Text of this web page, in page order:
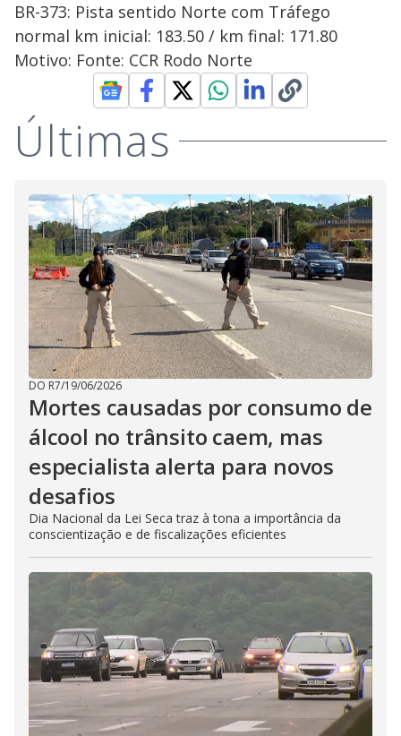
Opens in new window
BR-373: Pista sentido Norte com Tráfego
normal km inicial: 183.50 / km final: 171.80
Motivo: Fonte: CCR Rodo Norte
Últimas
DO R7/19/06/2026
Mortes causadas por consumo de
álcool no trânsito caem, mas
especialista alerta para novos
desafios
Dia Nacional da Lei Seca traz à tona a importância da
conscientização e de fiscalizações eficientes